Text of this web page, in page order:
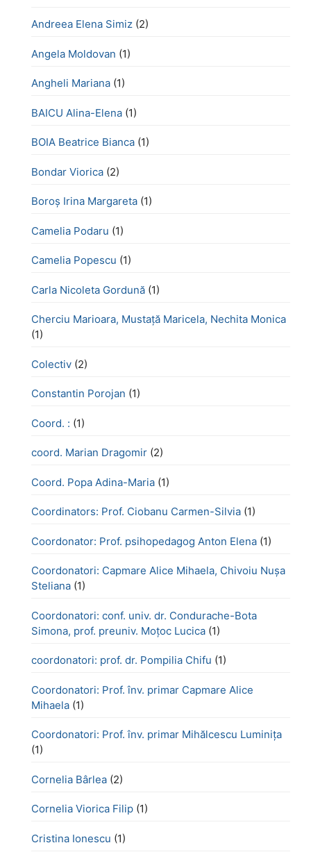
Andreea Elena Simiz (2)
Angela Moldovan (1)
Angheli Mariana (1)
BAICU Alina-Elena (1)
BOIA Beatrice Bianca (1)
Bondar Viorica (2)
Boroş Irina Margareta (1)
Camelia Podaru (1)
Camelia Popescu (1)
Carla Nicoleta Gordună (1)
Cherciu Marioara, Mustață Maricela, Nechita Monica
(1)
Colectiv (2)
Constantin Porojan (1)
Coord. : (1)
coord. Marian Dragomir (2)
Coord. Popa Adina-Maria (1)
Coordinators: Prof. Ciobanu Carmen-Silvia (1)
Coordonator: Prof. psihopedagog Anton Elena (1)
Coordonatori: Capmare Alice Mihaela, Chivoiu Nușa
Steliana (1)
Coordonatori: conf. univ. dr. Condurache-Bota
Simona, prof. preuniv. Moțoc Lucica (1)
coordonatori: prof. dr. Pompilia Chifu (1)
Coordonatori: Prof. înv. primar Capmare Alice
Mihaela (1)
Coordonatori: Prof. înv. primar Mihălcescu Luminița
(1)
Cornelia Bârlea (2)
Cornelia Viorica Filip (1)
Cristina Ionescu (1)